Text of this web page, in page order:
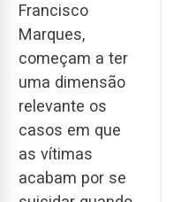
Francisco
Marques,
começam a ter
uma dimensão
relevante os
casos em que
as vítimas
acabam por se